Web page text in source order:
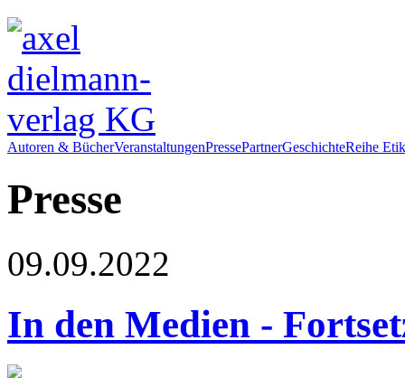
Autoren & BücherVeranstaltungenPressePartnerGeschichteReihe
Presse
09.09.2022
In den Medien -